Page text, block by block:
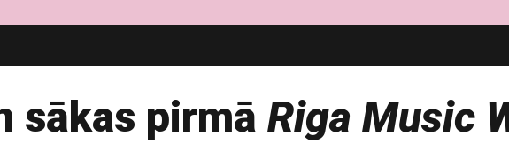
sākas pirmā Riga Music